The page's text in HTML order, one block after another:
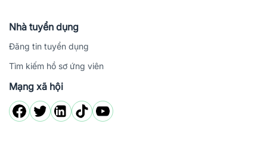
Nhà tuyển dụng
Đăng tin tuyển dụng
Tìm kiếm hồ sơ ứng viên
Mạng xã hội